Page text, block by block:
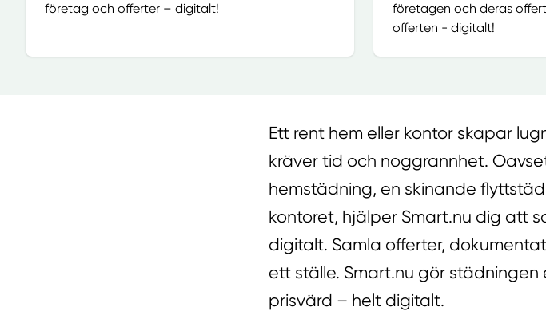
företag och offerter – digitalt!
företagen och deras
offerten - digitalt!
Ett rent hem eller kontor skapar
kräver tid och noggrannhet.
hemstädning, en skinande
kontoret, hjälper Smart.nu dig att
digitalt. Samla offerter,
ett ställe. Smart.nu gör
prisvärd – helt digitalt.